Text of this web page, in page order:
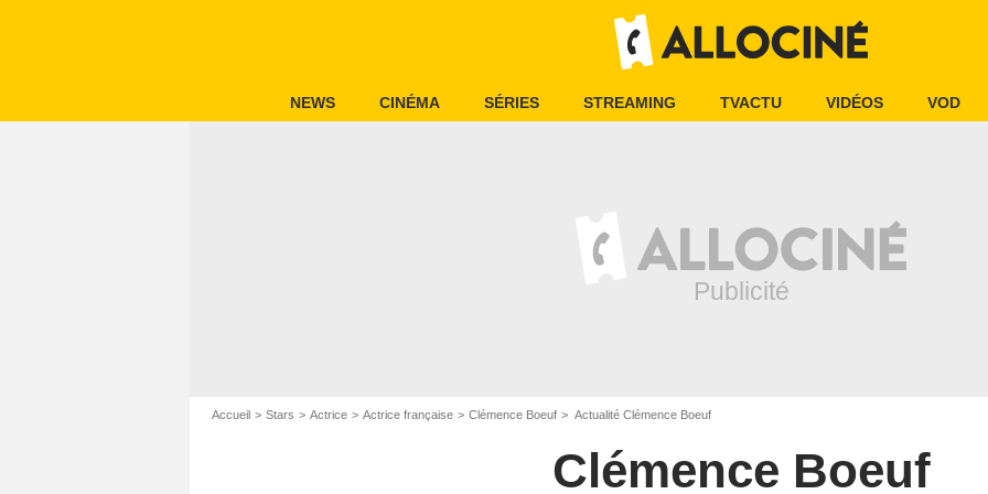
NEWS CINÉMA SÉRIES STREAMING TVACTU VIDÉOS VOD
Accueil Stars Actrice Actrice française Clémence Boeuf Actualité Clémence Boeuf
Clémence Boeuf